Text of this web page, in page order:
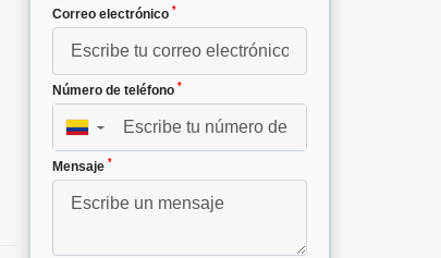
Correo electrónico *
Número de teléfono *
▼
Mensaje *